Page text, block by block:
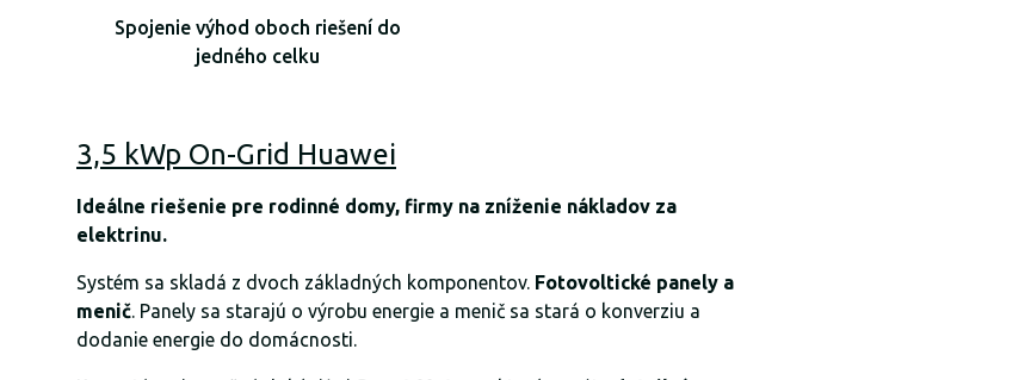
Spojenie výhod oboch riešení do
jedného celku
3,5 kWp On-Grid Huawei
Ideálne riešenie pre rodinné domy, firmy na zníženie nákladov za
elektrinu.
Systém sa skladá z dvoch základných komponentov. Fotovoltické panely a
menič. Panely sa starajú o výrobu energie a menič sa stará o konverziu a
dodanie energie do domácnosti.